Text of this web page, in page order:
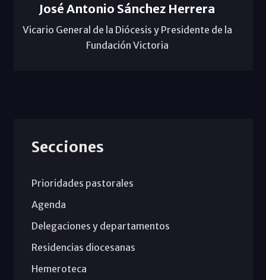
José Antonio Sánchez Herrera
Vicario General de la Diócesis y Presidente de la
Fundación Victoria
Secciones
Prioridades pastorales
Agenda
Delegaciones y departamentos
Residencias diocesanas
Hemeroteca